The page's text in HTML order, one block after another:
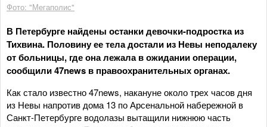
Фото: "Мегаполис"
В Петербурге найдены останки девочки-подростка из
Тихвина. Половину ее тела достали из Невы неподалеку
от больницы, где она лежала в ожидании операции,
сообщили 47news в правоохранительных органах.
Как стало известно 47news, накануне около трех часов дня
из Невы напротив дома 13 по Арсенальной набережной в
Санкт-Петербурге водолазы вытащили нижнюю часть